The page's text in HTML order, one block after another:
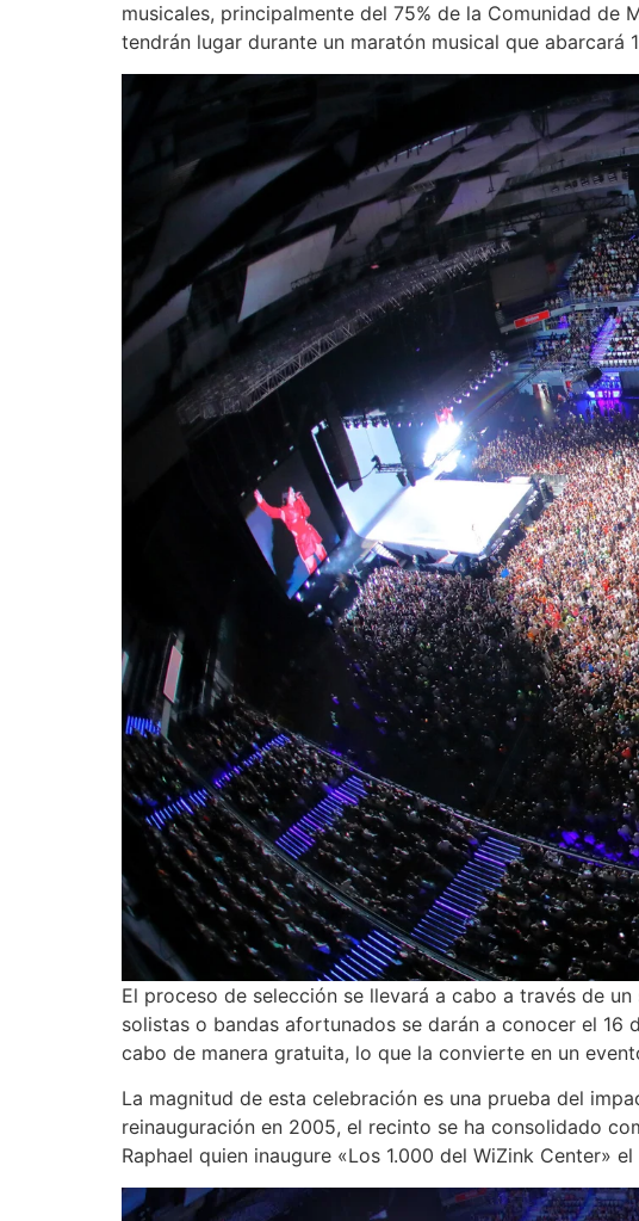
musicales, principalmente del 75% de la Comunidad de
tendrán lugar durante un maratón musical que
El proceso de selección se llevará a cabo a través de
solistas o bandas afortunados se darán a conocer el
cabo de manera gratuita, lo que la convierte en un
La magnitud de esta celebración es una prueba del
reinauguración en 2005, el recinto se ha consolidado
Raphael quien inaugure «Los 1.000 del WiZink Center»